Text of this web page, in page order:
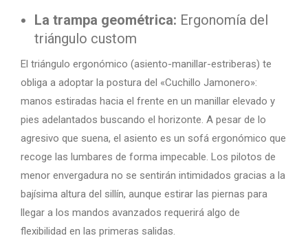
La trampa geométrica: Ergonomía del
triángulo custom
El triángulo ergonómico (asiento-manillar-estriberas) te
obliga a adoptar la postura del «Cuchillo Jamonero»:
manos estiradas hacia el frente en un manillar elevado y
pies adelantados buscando el horizonte. A pesar de lo
agresivo que suena, el asiento es un sofá ergonómico que
recoge las lumbares de forma impecable. Los pilotos de
menor envergadura no se sentirán intimidados gracias a la
bajísima altura del sillín, aunque estirar las piernas para
llegar a los mandos avanzados requerirá algo de
flexibilidad en las primeras salidas.